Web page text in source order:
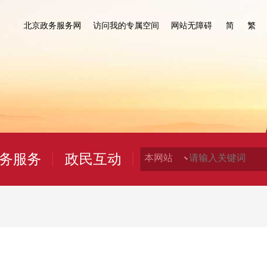
北京政务服务网 访问我的专属空间 网站无障碍 简 繁
服务 政民互动